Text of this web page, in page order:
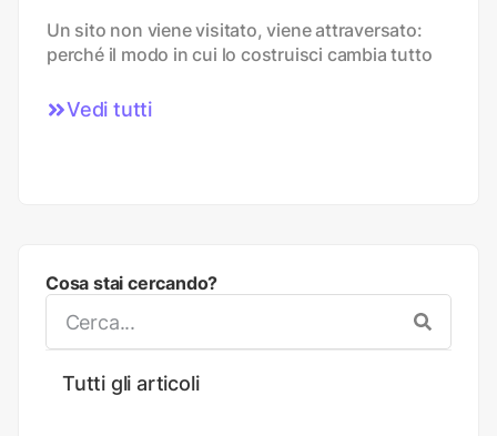
Un sito non viene visitato, viene attraversato:
perché il modo in cui lo costruisci cambia tutto
Vedi tutti
Cosa stai cercando?
Tutti gli articoli